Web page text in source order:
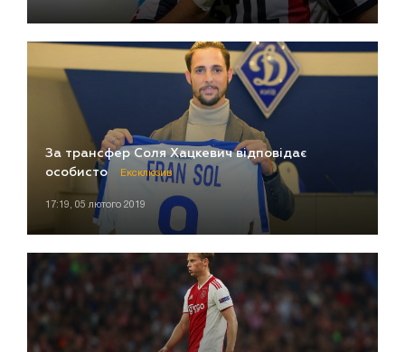
За трансфер Соля Хацкевич відповідає
особисто
Ексклюзив
17:19, 05 лютого 2019